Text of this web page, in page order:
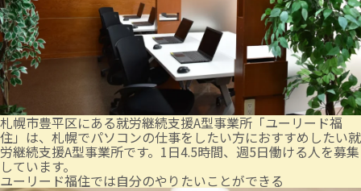
札幌市豊平区にある就労継続支援A型事業所「ユーリード福
住」は、札幌でパソコンの仕事をしたい方におすすめしたい就
労継続支援A型事業所です。1日4.5時間、週5日働ける人を募集
しています。
ユーリード福住では自分のやりたいことができる